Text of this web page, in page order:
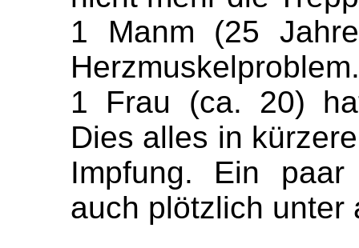
1 Manm (25
Herzmuskelproblem.
1 Frau (ca. 20)
Dies alles in
Impfung. Ein
auch plötzlich unter